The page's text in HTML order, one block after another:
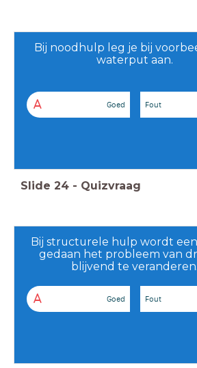
Bij noodhulp leg je bij
waterput aan.
A Goed Fout
Slide 24 - Quizvraag
Bij structurele hulp wordt
gedaan het probleem van
blijvend te veranderen.
A Goed Fout